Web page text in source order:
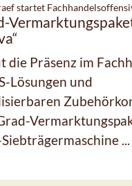
startet
die Präsenz im
Lösungen und
...